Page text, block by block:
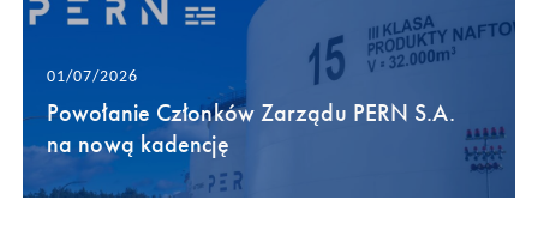
01/07/2026
Powołanie Członków Zarządu PERN S.A.
na nową kadencję